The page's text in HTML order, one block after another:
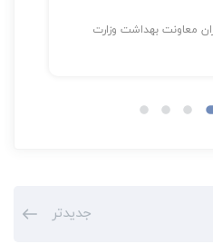
معاونت بهداشت وزارت
جدیدتر